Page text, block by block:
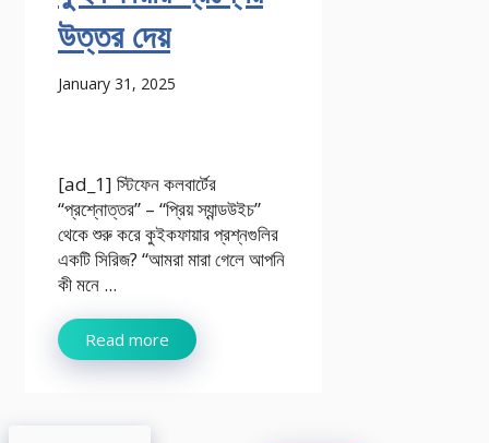
উত্তর দেয়
January 31, 2025
[ad_1] স্টিফেন কলবার্টের
“প্রশ্নোত্তর” – “প্রিয় স্যান্ডউইচ”
থেকে শুরু করে কুইকফায়ার প্রশ্নগুলির
একটি সিরিজ? “আমরা মারা গেলে আপনি
কী মনে ...
Read more